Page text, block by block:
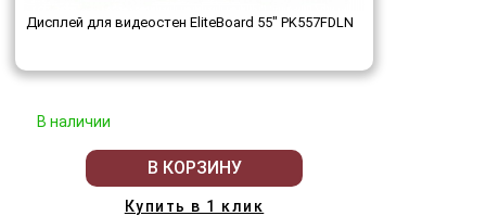
Дисплей для видеостен EliteBoard 55" PK557FDLN
В наличии
В КОРЗИНУ
Купить в 1 клик